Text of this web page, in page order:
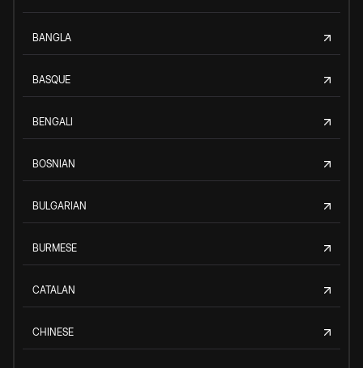
BANGLA
BASQUE
BENGALI
BOSNIAN
BULGARIAN
BURMESE
CATALAN
CHINESE